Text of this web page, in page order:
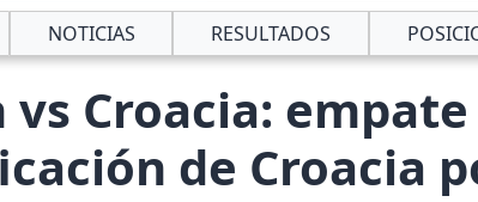
NOTICIAS RESULTADOS
vs Croacia:
de Croacia